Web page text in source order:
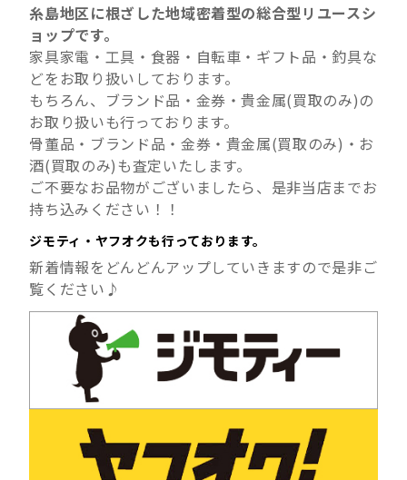
糸島地区に根ざした地域密着型の総合型リユースシ
ョップです。
家具家電・工具・食器・自転車・ギフト品・釣具な
どをお取り扱いしております。
もちろん、ブランド品・金券・貴金属(買取のみ)の
お取り扱いも行っております。
骨董品・ブランド品・金券・貴金属(買取のみ)・お
酒(買取のみ)も査定いたします。
ご不要なお品物がございましたら、是非当店までお
持ち込みください！！
ジモティ・ヤフオクも行っております。
新着情報をどんどんアップしていきますので是非ご
覧ください♪